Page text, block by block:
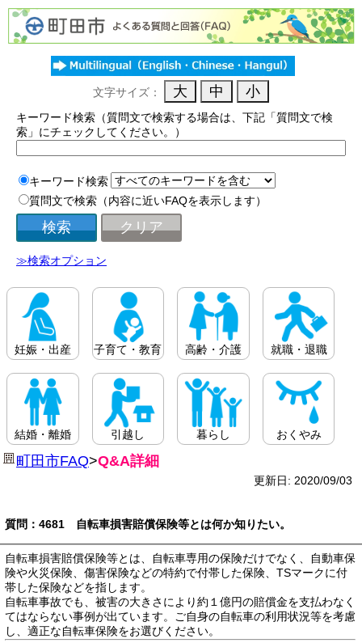
文字サイズ：
キーワード検索（質問文で検索する場合は、下記「質問文で検
索」にチェックしてください。）
キーワード検索
質問文で検索（内容に近いFAQを表示します）
≫検索オプション
妊娠・出産 子育て・教育 高齢・介護 就職・退職
結婚・離婚 引越し 暮らし おくやみ
町田市FAQ>Q&A詳細
更新日: 2020/09/03
質問：4681 自転車損害賠償保険等とは何か知りたい。
自転車損害賠償保険等とは、自転車専用の保険だけでなく、自動車保
険や火災保険、傷害保険などの特約で付帯した保険、TSマークに付
帯した保険などを指します。
自転車事故でも、被害の大きさにより約１億円の賠償金を支払わなく
てはならない事例が出ています。ご自身の自転車の利用状況等を考慮
し、適正な自転車保険をお選びください。